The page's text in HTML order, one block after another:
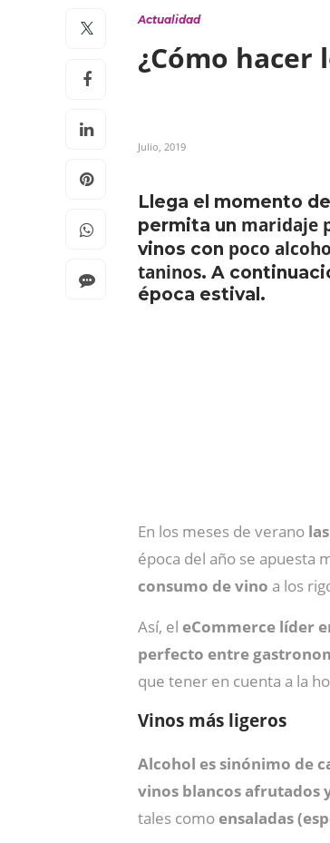
Actualidad
¿Cómo
Julio, 2019
Llega el momento
permita un maridaje
vinos con poco
taninos. A
época estival.
En los meses de verano
época del año se apuesta
consumo de vino a los
Así, el eCommerce líder
perfecto entre
que tener en cuenta a la
Vinos más ligeros
Alcohol es sinónimo de
vinos blancos afrutados
tales comoensaladas